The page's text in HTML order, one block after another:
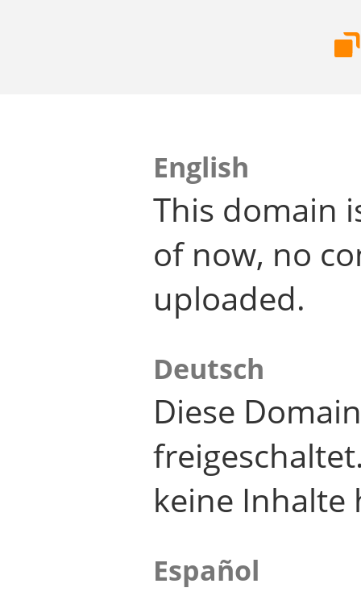
English
This domain
of now, no
uploaded.
Deutsch
Diese
keine Inhalte
Español